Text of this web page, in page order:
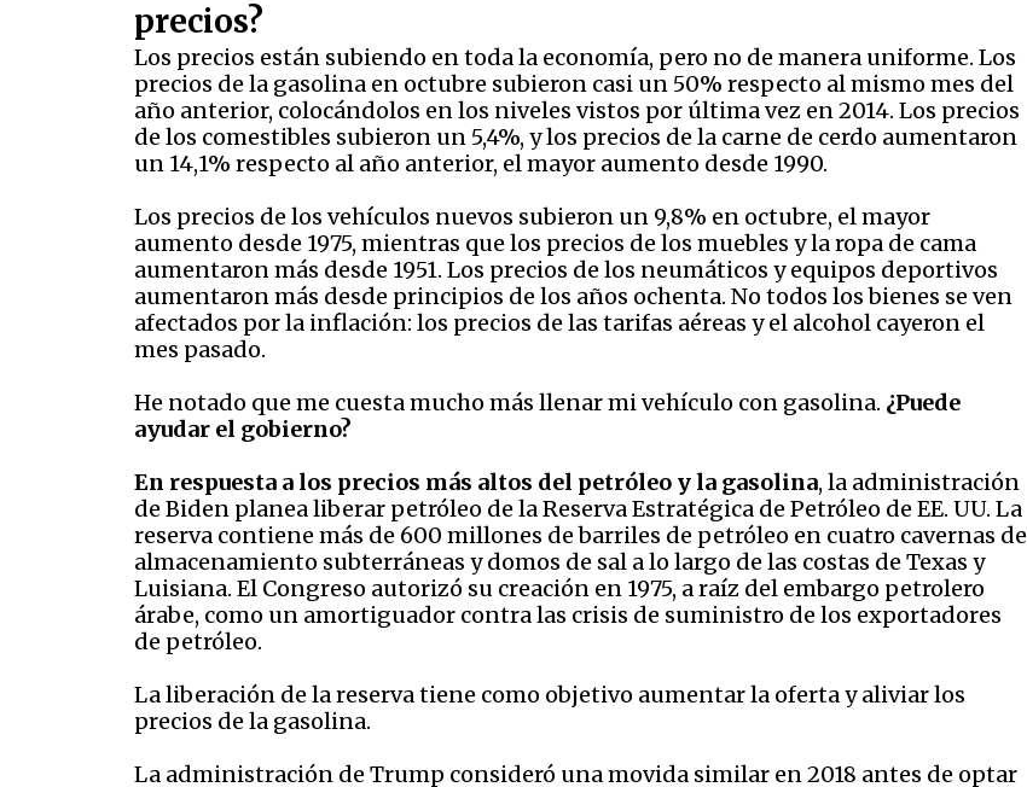
precios?
Los precios están subiendo en toda la economía, pero no de manera uniforme. Los
precios de la gasolina en octubre subieron casi un 50% respecto al mismo mes del
año anterior, colocándolos en los niveles vistos por última vez en 2014. Los precios
de los comestibles subieron un 5,4%, y los precios de la carne de cerdo aumentaron
un 14,1% respecto al año anterior, el mayor aumento desde 1990.
Los precios de los vehículos nuevos subieron un 9,8% en octubre, el mayor
aumento desde 1975, mientras que los precios de los muebles y la ropa de cama
aumentaron más desde 1951. Los precios de los neumáticos y equipos deportivos
aumentaron más desde principios de los años ochenta. No todos los bienes se ven
afectados por la inflación: los precios de las tarifas aéreas y el alcohol cayeron el
mes pasado.
He notado que me cuesta mucho más llenar mi vehículo con gasolina. ¿Puede
ayudar el gobierno?
En respuesta a los precios más altos del petróleo y la gasolina, la administración
de Biden planea liberar petróleo de la Reserva Estratégica de Petróleo de EE. UU. La
reserva contiene más de 600 millones de barriles de petróleo en cuatro cavernas de
almacenamiento subterráneas y domos de sal a lo largo de las costas de Texas y
Luisiana. El Congreso autorizó su creación en 1975, a raíz del embargo petrolero
árabe, como un amortiguador contra las crisis de suministro de los exportadores
de petróleo.
La liberación de la reserva tiene como objetivo aumentar la oferta y aliviar los
precios de la gasolina.
La administración de Trump consideró una movida similar en 2018 antes de optar